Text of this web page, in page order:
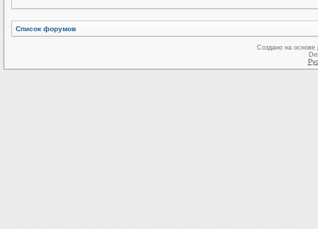
Список форумов
Создано на основе